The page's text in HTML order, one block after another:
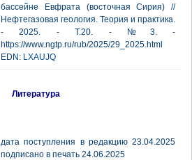
бассейне Евфрата (восточная Сирия) //
Нефтегазовая геология. Теория и практика.
- 2025. - Т.20. - №3. -
https://www.ngtp.ru/rub/2025/29_2025.html
EDN: LXAUJQ
Литература
дата поступления в редакцию 23.04.2025
подписано в печать 24.06.2025